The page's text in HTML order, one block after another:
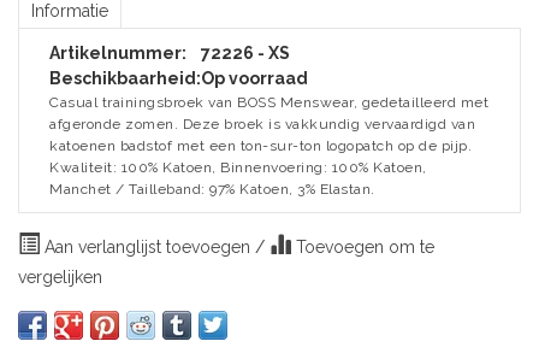
Informatie
Artikelnummer:
72226 - XS
Beschikbaarheid:Op voorraad
Casual trainingsbroek van BOSS Menswear, gedetailleerd met
afgeronde zomen. Deze broek is vakkundig vervaardigd van
katoenen badstof met een ton-sur-ton logopatch op de pijp.
Kwaliteit: 100% Katoen, Binnenvoering: 100% Katoen,
Manchet / Tailleband: 97% Katoen, 3% Elastan.
Aan verlanglijst toevoegen /
Toevoegen om te
vergelijken